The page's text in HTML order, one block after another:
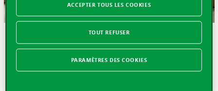
EN BREF
Afin de satisfaire les attentes de ses clients en matière de
garantie de loyer, la Vaudoise a conclu un partenariat
TOUT REFUSER
ACCEPTER TOUS LES COOKIES
PARAMÈTRES DES COOKIES